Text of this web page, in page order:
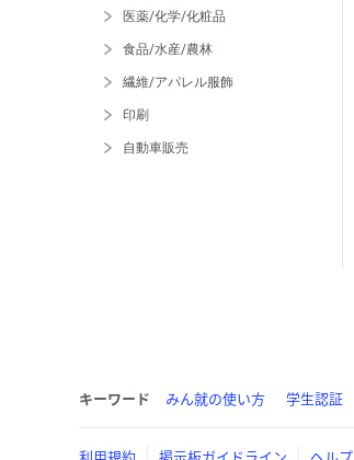
医薬/化学/化粧品
食品/水産/農林
繊維/アパレル服飾
印刷
自動車販売
キーワード みん就の使い方 学生認証